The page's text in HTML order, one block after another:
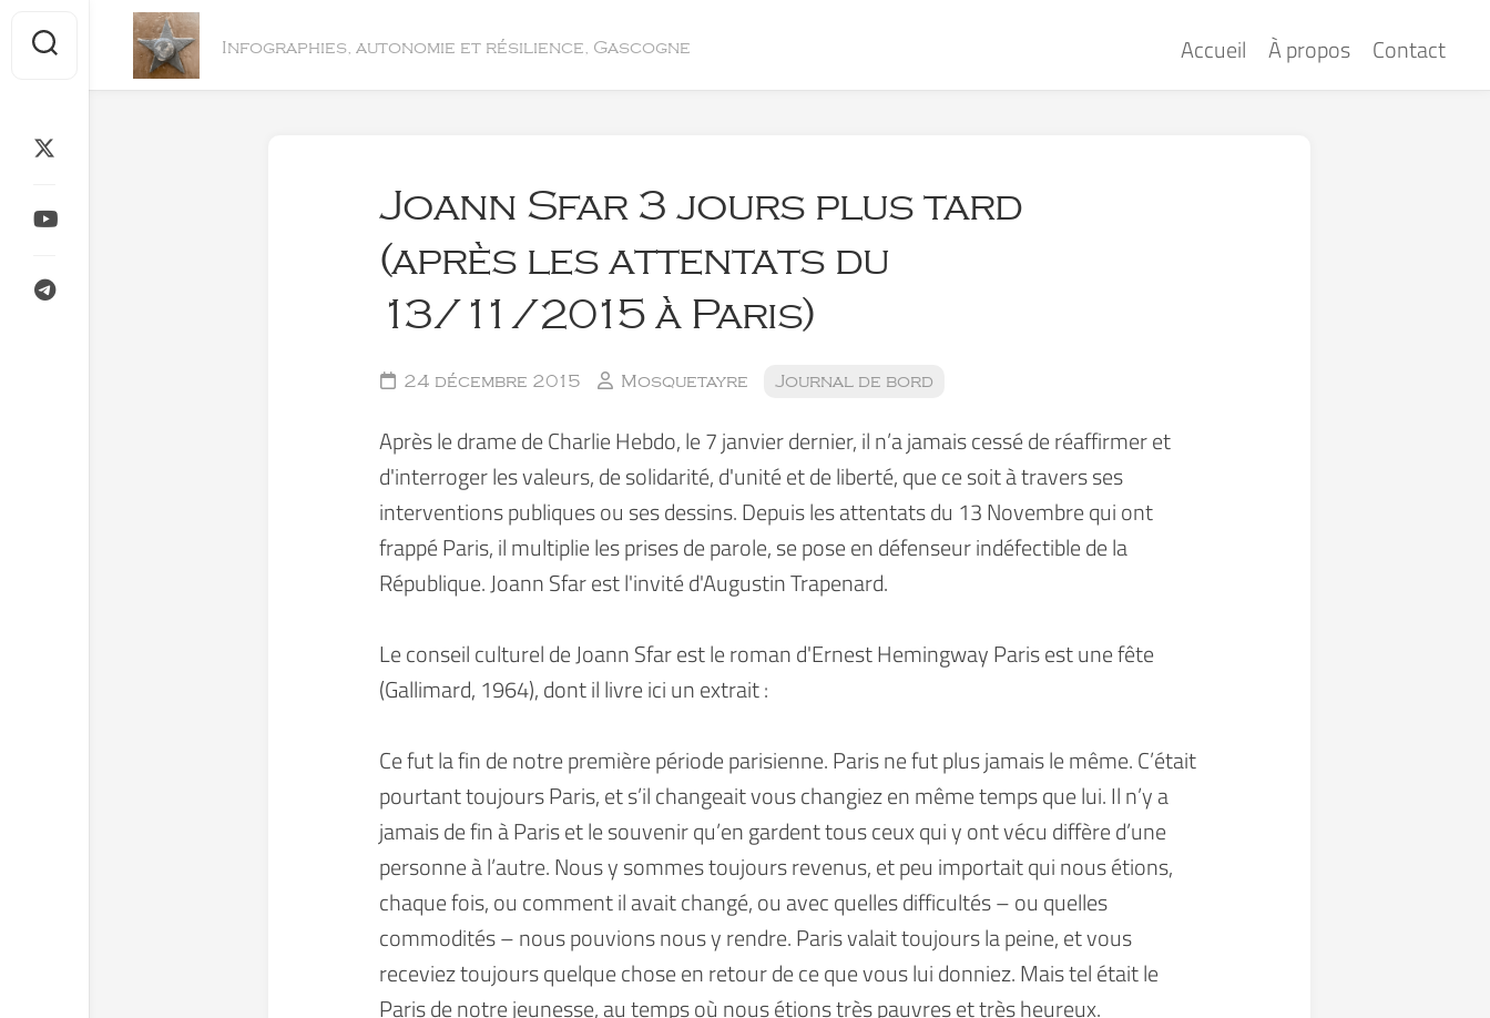
content
Infographies, autonomie et résilience, Gascogne Accueil À propos Contact
Joann Sfar 3 jours plus tard
(après les attentats du
13/11/2015 à Paris)
24 décembre 2015 Mosquetayre Journal de bord
Après le drame de Charlie Hebdo, le 7 janvier dernier, il n’a jamais cessé de réaffirmer et
d'interroger les valeurs, de solidarité, d'unité et de liberté, que ce soit à travers ses
interventions publiques ou ses dessins. Depuis les attentats du 13 Novembre qui ont
frappé Paris, il multiplie les prises de parole, se pose en défenseur indéfectible de la
République. Joann Sfar est l'invité d'Augustin Trapenard.
Le conseil culturel de Joann Sfar est le roman d'Ernest Hemingway Paris est une fête
(Gallimard, 1964), dont il livre ici un extrait :
Ce fut la fin de notre première période parisienne. Paris ne fut plus jamais le même. C’était
pourtant toujours Paris, et s’il changeait vous changiez en même temps que lui. Il n’y a
jamais de fin à Paris et le souvenir qu’en gardent tous ceux qui y ont vécu diffère d’une
personne à l’autre. Nous y sommes toujours revenus, et peu importait qui nous étions,
chaque fois, ou comment il avait changé, ou avec quelles difficultés – ou quelles
commodités – nous pouvions nous y rendre. Paris valait toujours la peine, et vous
receviez toujours quelque chose en retour de ce que vous lui donniez. Mais tel était le
Paris de notre jeunesse, au temps où nous étions très pauvres et très heureux.